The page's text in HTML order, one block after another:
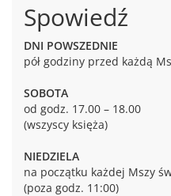
Spowiedź
DNI POWSZEDNIE
pół godziny przed każdą
SOBOTA
od godz. 17.00 – 18.00
(wszyscy księża)
NIEDZIELA
na początku każdej Mszy
(poza godz. 11:00)